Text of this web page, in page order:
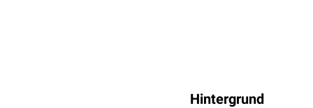
Hintergrund